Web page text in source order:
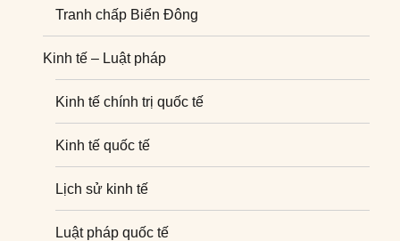
Tranh chấp Biển Đông
Kinh tế – Luật pháp
Kinh tế chính trị quốc tế
Kinh tế quốc tế
Lịch sử kinh tế
Luật pháp quốc tế